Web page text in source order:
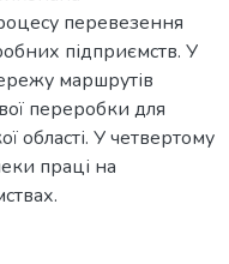
перевезення
підприємств. У
маршрутів
переробки для
області. У четвертому
праці на